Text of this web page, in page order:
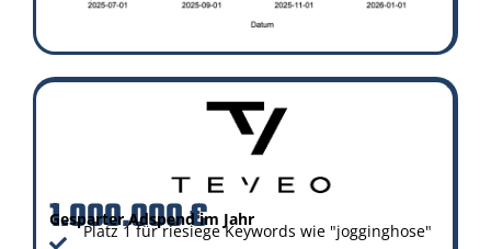
1.000.000 €
Gesparter Adspend im Jahr
Platz 1 für riesiege Keywords wie "jogginghose"